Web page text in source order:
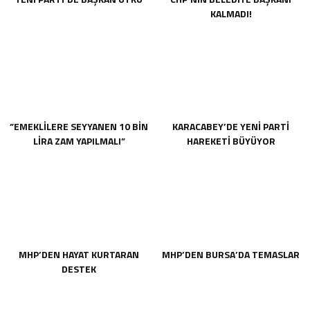
KALMADI!
”EMEKLİLERE SEYYANEN 10 BİN
LİRA ZAM YAPILMALI”
KARACABEY’DE YENİ PARTİ
HAREKETİ BÜYÜYOR
MHP’DEN HAYAT KURTARAN
DESTEK
MHP’DEN BURSA’DA TEMASLAR